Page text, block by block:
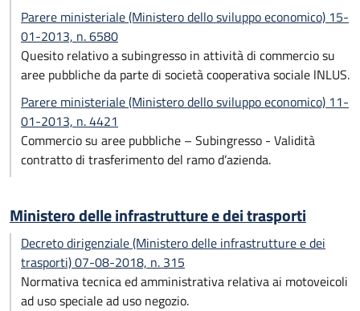
Parere ministeriale (Ministero dello sviluppo economico) 15-
01-2013, n. 6580
Quesito relativo a subingresso in attività di commercio su
aree pubbliche da parte di società cooperativa sociale lNLUS.
Parere ministeriale (Ministero dello sviluppo economico) 11-
01-2013, n. 4421
Commercio su aree pubbliche – Subingresso - Validità
contratto di trasferimento del ramo d’azienda.
Ministero delle infrastrutture e dei trasporti
Decreto dirigenziale (Ministero delle infrastrutture e dei
trasporti) 07-08-2018, n. 315
Normativa tecnica ed amministrativa relativa ai motoveicoli
ad uso speciale ad uso negozio.